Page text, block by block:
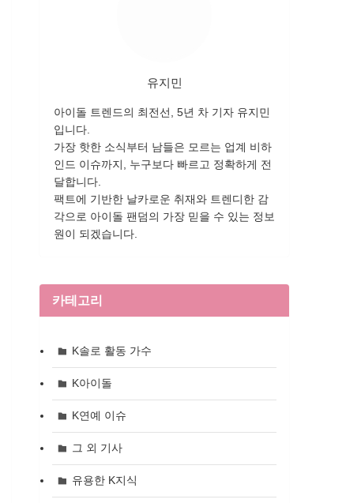
유지민
아이돌 트렌드의 최전선, 5년 차 기자 유지민
입니다.
가장 핫한 소식부터 남들은 모르는 업계 비하
인드 이슈까지, 누구보다 빠르고 정확하게 전
달합니다.
팩트에 기반한 날카로운 취재와 트렌디한 감
각으로 아이돌 팬덤의 가장 믿을 수 있는 정보
원이 되겠습니다.
카테고리
K솔로 활동 가수
K아이돌
K연예 이슈
그 외 기사
유용한 K지식